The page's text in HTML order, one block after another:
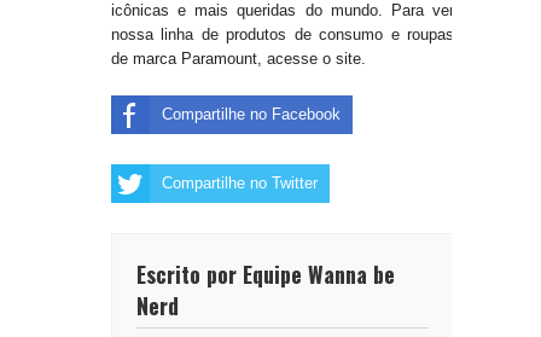
icônicas e mais queridas do mundo. Para ver
nossa linha de produtos de consumo e roupas
de marca Paramount, acesse o site.
Compartilhe no Facebook
Compartilhe no Twitter
Escrito por Equipe Wanna be
Nerd